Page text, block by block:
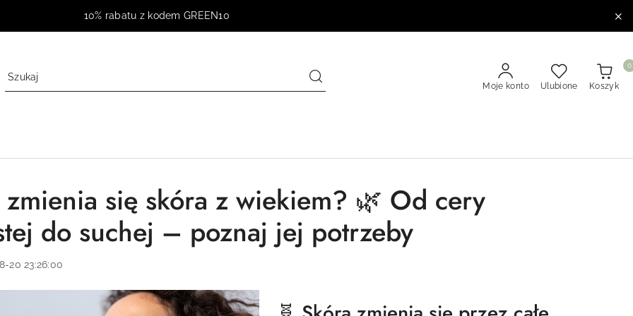
10% rabatu z kodem GREEN10
Moje konto Ulubione Koszyk
0
zmienia się skóra z wiekiem? 🌿 Od cery
do suchej – poznaj jej potrzeby
20 23:26:00